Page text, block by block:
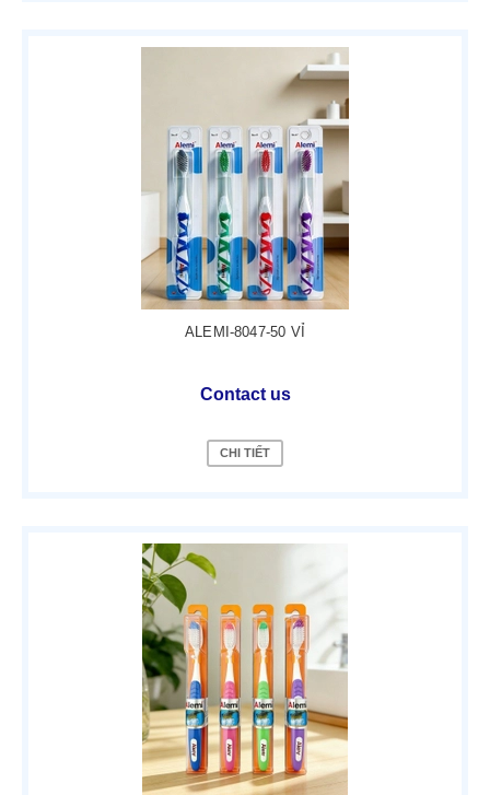
ALEMI-8047-50 VỈ
Contact us
CHI TIẾT